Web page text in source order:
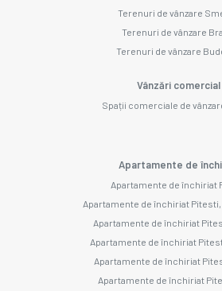
Terenuri de vânzare
Terenuri de vânzare
Terenuri de vânzare
Vânzări comercial
Spații comerciale de
Apartamente de
Apartamente de închiriat
Apartamente de închiriat
Apartamente de închiriat
Apartamente de închiriat
Apartamente de închiriat
Apartamente de închiriat